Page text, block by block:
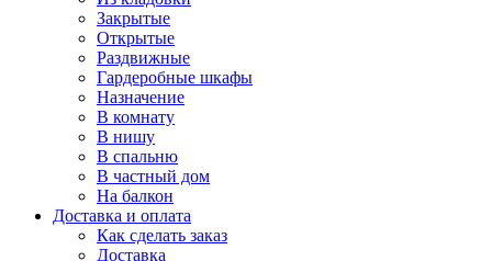
Закрытые
Открытые
Раздвижные
Гардеробные шкафы
Назначение
В комнату
В нишу
В спальню
В частный дом
На балкон
Доставка и оплата
Как сделать заказ
Доставка